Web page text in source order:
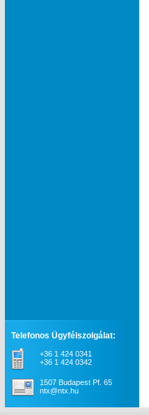
Telefonos Ügyfélszolgálat:
+36 1 424 0341
+36 1 424 0342
1507 Budapest Pf. 65
ntx@ntx.hu